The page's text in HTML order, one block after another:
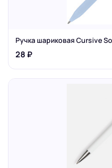
Ручка шариковая Cursive
28 ₽